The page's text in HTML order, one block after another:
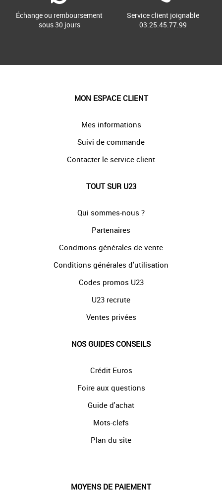
Échange ou remboursement
sous 30 jours
Service client joignable
03.25.45.77.99
MON ESPACE CLIENT
Mes informations
Suivi de commande
Contacter le service client
TOUT SUR U23
Qui sommes-nous ?
Partenaires
Conditions générales de vente
Conditions générales d'utilisation
Codes promos U23
U23 recrute
Ventes privées
NOS GUIDES CONSEILS
Crédit Euros
Foire aux questions
Guide d'achat
Mots-clefs
Plan du site
MOYENS DE PAIEMENT